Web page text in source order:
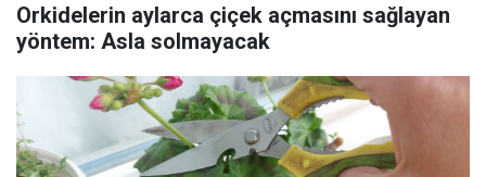
Orkidelerin aylarca çiçek açmasını sağlayan
yöntem: Asla solmayacak